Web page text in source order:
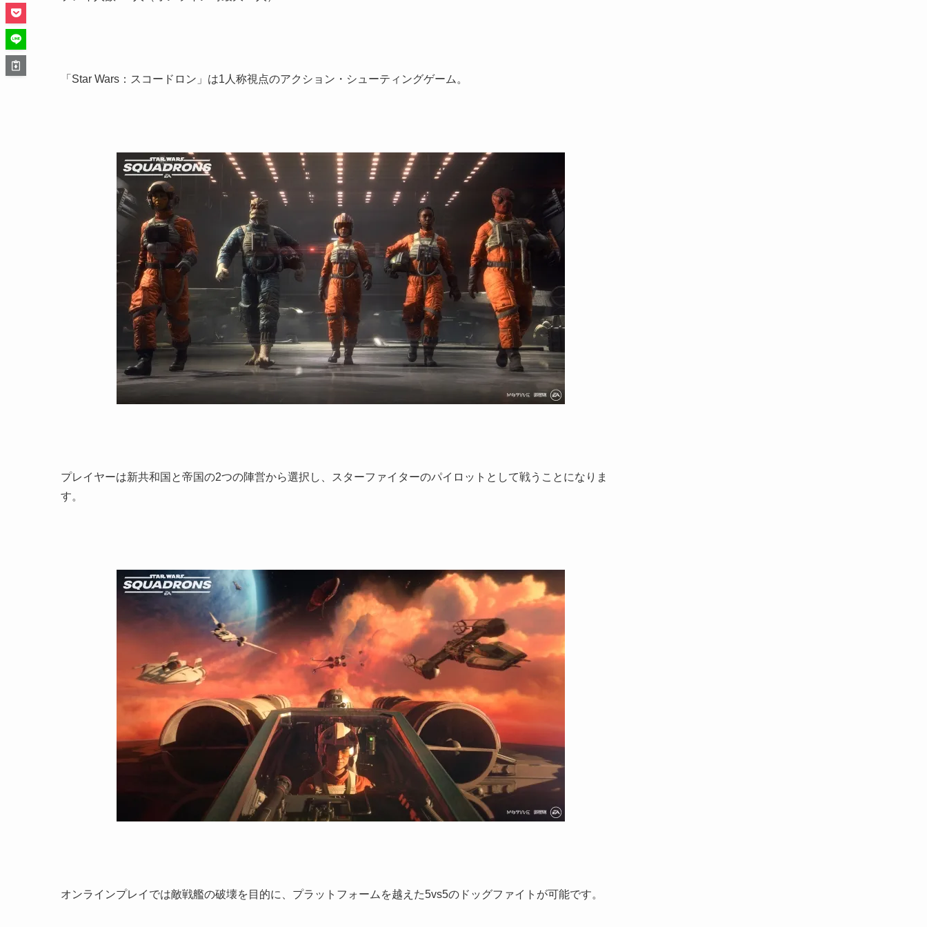
「Star Wars：スコードロン」は1人称視点のアクション・シューティングゲーム。
プレイヤーは新共和国と帝国の2つの陣営から選択し、スターファイターのパイロットとして戦うことになりま
す。
オンラインプレイでは敵戦艦の破壊を目的に、プラットフォームを越えた5vs5のドッグファイトが可能です。